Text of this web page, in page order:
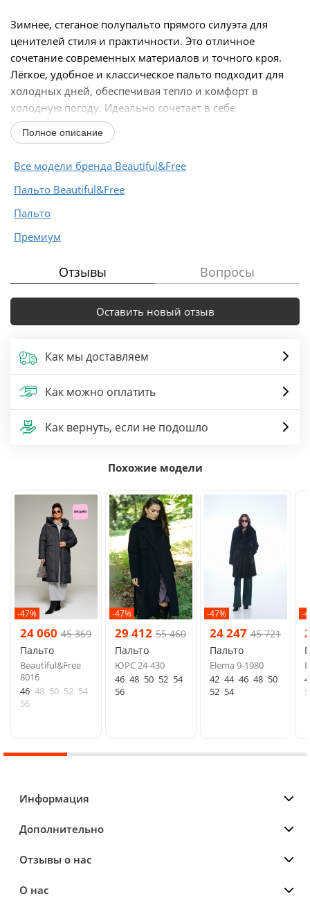
Зимнее, стеганое полупальто прямого силуэта для
ценителей стиля и практичности. Это отличное
сочетание современных материалов и точного кроя.
Лёгкое, удобное и классическое пальто подходит для
холодных дней, обеспечивая тепло и комфорт в
холодную погоду. Идеально сочетает в себе
сдержанность...
Полное описание
Все модели бренда Beautiful&Free
Пальто Beautiful&Free
Пальто
Премиум
Отзывы Вопросы
Оставить новый отзыв
Как мы доставляем
Как можно оплатить
Как вернуть, если не подошло
Похожие модели
-47%
24 060 45 369
Пальто
Beautiful&Free
8016
46 48 50 52 54
56
-47%
29 412 55 460
Пальто
ЮРС 24-430
46 48 50 52 54
56
-47%
24 247 45 721
Пальто
Elema 9-1980
42 44 46 48 50
52 54
-
Информация
Дополнительно
Отзывы о нас
О нас